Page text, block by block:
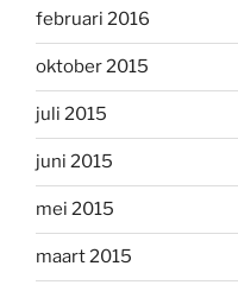
februari 2016
oktober 2015
juli 2015
juni 2015
mei 2015
maart 2015